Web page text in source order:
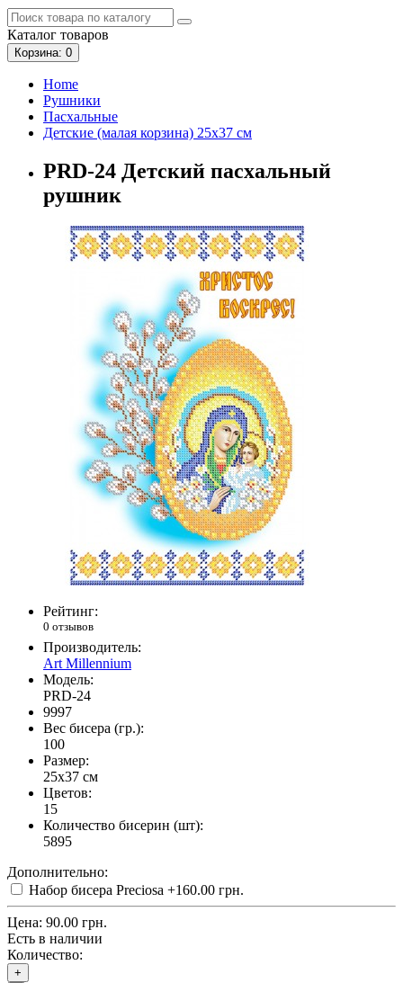
Каталог товаров
Корзина: 0
Home
Рушники
Пасхальные
Детские (малая корзина) 25х37 см
PRD-24 Детский пасхальный
рушник
Рейтинг:
0 отзывов
Производитель:
Art Millennium
Модель:
PRD-24
9997
Вес бисера (гр.):
100
Размер:
25x37 см
Цветов:
15
Количество бисерин (шт):
5895
Дополнительно:
Набор бисера Preciosa +160.00 грн.
Цена: 90.00 грн.
Есть в наличии
Количество:
+